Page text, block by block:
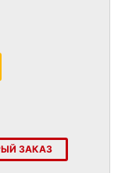
ЗАКАЗ